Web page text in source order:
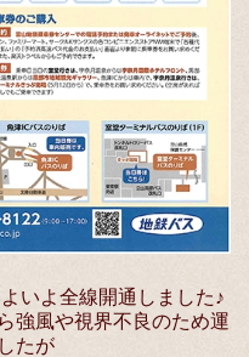
いよ全線開通しました♪
強風や視界不良のため運
たが